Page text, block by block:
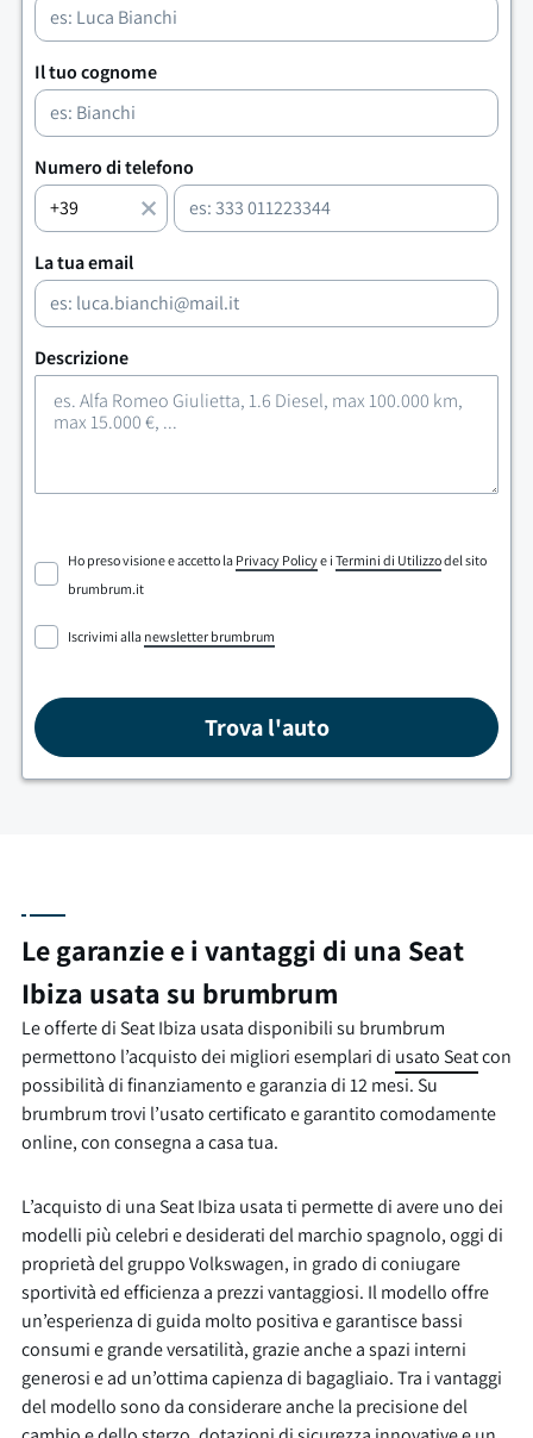
Il tuo cognome
Numero di telefono
La tua email
Descrizione
Ho preso visione e accetto la Privacy Policye i Termini di Utilizzodel sito
brumbrum.it
Iscrivimi alla newsletter brumbrum
Trova l'auto
Le garanzie e i vantaggi di una Seat
Ibiza usata su brumbrum
Le offerte di Seat Ibiza usata disponibili su brumbrum
permettono l’acquisto dei migliori esemplari di usato Seatcon
possibilità di finanziamento e garanzia di 12 mesi. Su
brumbrum trovi l’usato certificato e garantito comodamente
online, con consegna a casa tua.
L’acquisto di una Seat Ibiza usata ti permette di avere uno dei
modelli più celebri e desiderati del marchio spagnolo, oggi di
proprietà del gruppo Volkswagen, in grado di coniugare
sportività ed efficienza a prezzi vantaggiosi. Il modello offre
un’esperienza di guida molto positiva e garantisce bassi
consumi e grande versatilità, grazie anche a spazi interni
generosi e ad un’ottima capienza di bagagliaio. Tra i vantaggi
del modello sono da considerare anche la precisione del